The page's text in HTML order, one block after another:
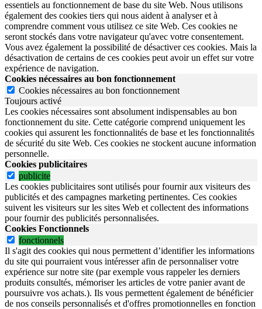
essentiels au fonctionnement de base du site Web. Nous utilisons
également des cookies tiers qui nous aident à analyser et à
comprendre comment vous utilisez ce site Web. Ces cookies ne
seront stockés dans votre navigateur qu'avec votre consentement.
Vous avez également la possibilité de désactiver ces cookies. Mais la
désactivation de certains de ces cookies peut avoir un effet sur votre
expérience de navigation.
Cookies nécessaires au bon fonctionnement
Cookies nécessaires au bon fonctionnement
Toujours activé
Les cookies nécessaires sont absolument indispensables au bon
fonctionnement du site. Cette catégorie comprend uniquement les
cookies qui assurent les fonctionnalités de base et les fonctionnalités
de sécurité du site Web. Ces cookies ne stockent aucune information
personnelle.
Cookies publicitaires
publicite
Les cookies publicitaires sont utilisés pour fournir aux visiteurs des
publicités et des campagnes marketing pertinentes. Ces cookies
suivent les visiteurs sur les sites Web et collectent des informations
pour fournir des publicités personnalisées.
Cookies Fonctionnels
fonctionnels
Il s'agit des cookies qui nous permettent d’identifier les informations
du site qui pourraient vous intéresser afin de personnaliser votre
expérience sur notre site (par exemple vous rappeler les derniers
produits consultés, mémoriser les articles de votre panier avant de
poursuivre vos achats.). Ils vous permettent également de bénéficier
de nos conseils personnalisés et d'offres promotionnelles en fonction